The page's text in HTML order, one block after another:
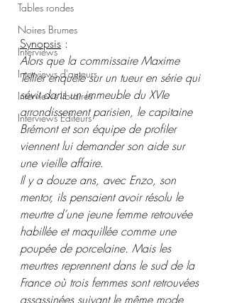
Tables rondes
Noires Brumes
Interviews
Interviews d'auteurs
Interviews libraires
Interviews Editeurs
Synopsis :
Alors que la commissaire Maxime
Tellier enquête sur un tueur en série qui
sévit dans un immeuble du XVIe
arrondissement parisien, le capitaine
Brémont et son équipe de profiler
viennent lui demander son aide sur
une vieille affaire.
Il y a douze ans, avec Enzo, son
mentor, ils pensaient avoir résolu le
meurtre d’une jeune femme retrouvée
habillée et maquillée comme une
poupée de porcelaine. Mais les
meurtres reprennent dans le sud de la
France où trois femmes sont retrouvées
assassinées suivant le même mode